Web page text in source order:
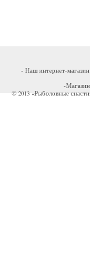
- Наш интернет-
-
© 2013 «Рыболовные